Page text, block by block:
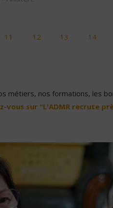
11 12 13 14
métiers, nos formations, les
vous sur "L'ADMR recrute